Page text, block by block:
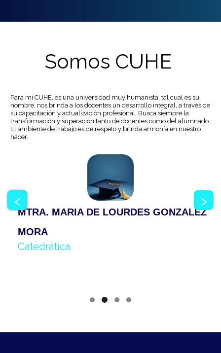
Somos CUHE
Para mí CUHE, es una universidad muy humanista, tal cual es su
nombre, nos brinda a los docentes un desarrollo integral, a través de
su capacitación y actualización profesional. Busca siempre la
transformación y superación tanto de docentes como del alumnado.
El ambiente de trabajo es de respeto y brinda armonía en nuestro
hacer.
MTRA. MARIA DE LOURDES GONZALEZ
MORA
Catedrática
‹ ›